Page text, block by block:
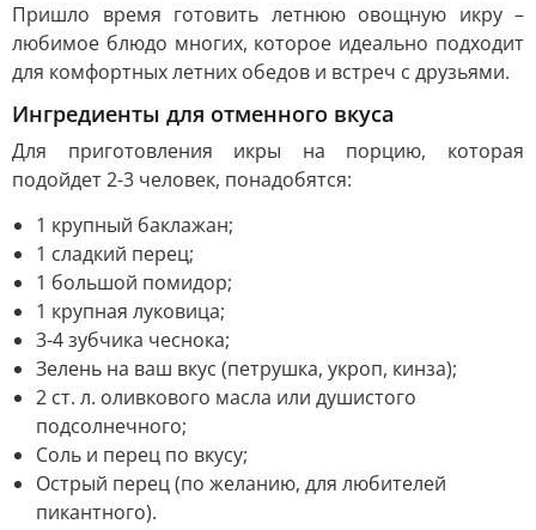
Пришло время готовить летнюю овощную икру –
любимое блюдо многих, которое идеально подходит
для комфортных летних обедов и встреч с друзьями.
Ингредиенты для отменного вкуса
Для приготовления икры на порцию, которая
подойдет 2-3 человек, понадобятся:
1 крупный баклажан;
1 сладкий перец;
1 большой помидор;
1 крупная луковица;
3-4 зубчика чеснока;
Зелень на ваш вкус (петрушка, укроп, кинза);
2 ст. л. оливкового масла или душистого
подсолнечного;
Соль и перец по вкусу;
Острый перец (по желанию, для любителей
пикантного).